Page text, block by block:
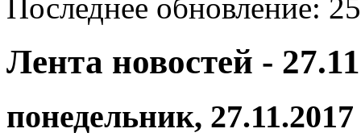
Последнее обновление:
Лента новостей -
понедельник, 27.11.2017